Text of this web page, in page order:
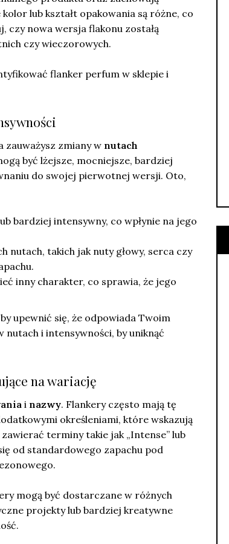
lub kształt opakowania są różne, co
czy nowa wersja flakonu zostałą
czy wieczorowych.
flanker perfum w sklepie i
zauważysz zmiany w nutach
być lżejsze, mocniejsze, bardziej
do swojej pierwotnej wersji. Oto,
bardziej intensywny, co wpłynie na jego
nutach, takich jak nuty głowy, serca czy
inny charakter, co sprawia, że jego
upewnić się, że odpowiada Twoim
i intensywności, by uniknąć
na wariację
i nazwy. Flankery często mają tę
określeniami, które wskazują
terminy takie jak „Intense” lub
od standardowego zapachu pod
mogą być dostarczane w różnych
projekty lub bardziej kreatywne